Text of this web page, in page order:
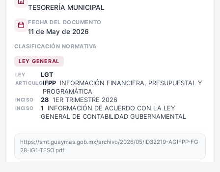
TESORERÍA MUNICIPAL
FECHA DEL DOCUMENTO
11 de May de 2026
CLASIFICACIÓN NORMATIVA
LEY GENERAL
LEY LGT
ARTICULOIFPP INFORMACIÓN FINANCIERA, PRESUPUESTAL Y
PROGRAMÁTICA
INCISO 28 1ER TRIMESTRE 2026
INCISO 1
INFORMACIÓN DE ACUERDO CON LA LEY
GENERAL DE CONTABILIDAD GUBERNAMENTAL
https://smt.guaymas.gob.mx/archivo/2026/05/ID32219-AGIFPP-FG
28-IG1-TESO.pdf